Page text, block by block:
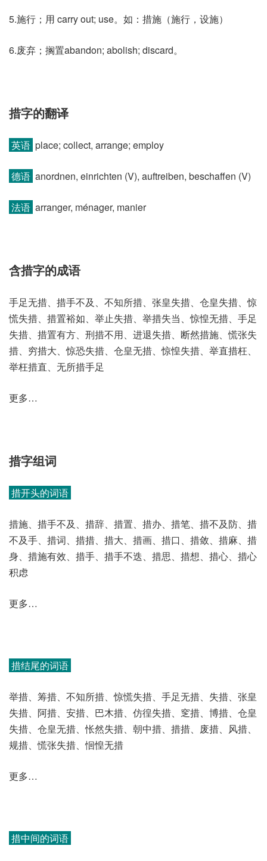
5.施行；用 carry out; use。如：措施（施行，设施）
6.废弃；搁置abandon; abolish; discard。
措字的翻译
英语 place; collect, arrange; employ
德语 anordnen, einrichten (V)​, auftreiben, beschaffen (V)
法语 arranger, ménager, manier
含措字的成语
手足无措、措手不及、不知所措、张皇失措、仓皇失措、惊
慌失措、措置裕如、举止失措、举措失当、惊惶无措、手足
失措、措置有方、刑措不用、进退失措、断然措施、慌张失
措、穷措大、惊恐失措、仓皇无措、惊惶失措、举直措枉、
举枉措直、无所措手足
更多…
措字组词
措开头的词语
措施、措手不及、措辞、措置、措办、措笔、措不及防、措
不及手、措词、措措、措大、措画、措口、措敛、措麻、措
身、措施有效、措手、措手不迭、措思、措想、措心、措心
积虑
更多…
措结尾的词语
举措、筹措、不知所措、惊慌失措、手足无措、失措、张皇
失措、阿措、安措、巴木措、仿徨失措、窆措、博措、仓皇
失措、仓皇无措、怅然失措、朝中措、措措、废措、风措、
规措、慌张失措、恛惶无措
更多…
措中间的词语